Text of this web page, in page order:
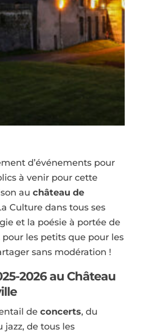
d’événements pour
à venir pour cette
au château de
Culture dans tous ses
et la poésie à portée de
les petits que pour les
sans modération !
2026 au Château
de concerts, du
jazz, de tous les